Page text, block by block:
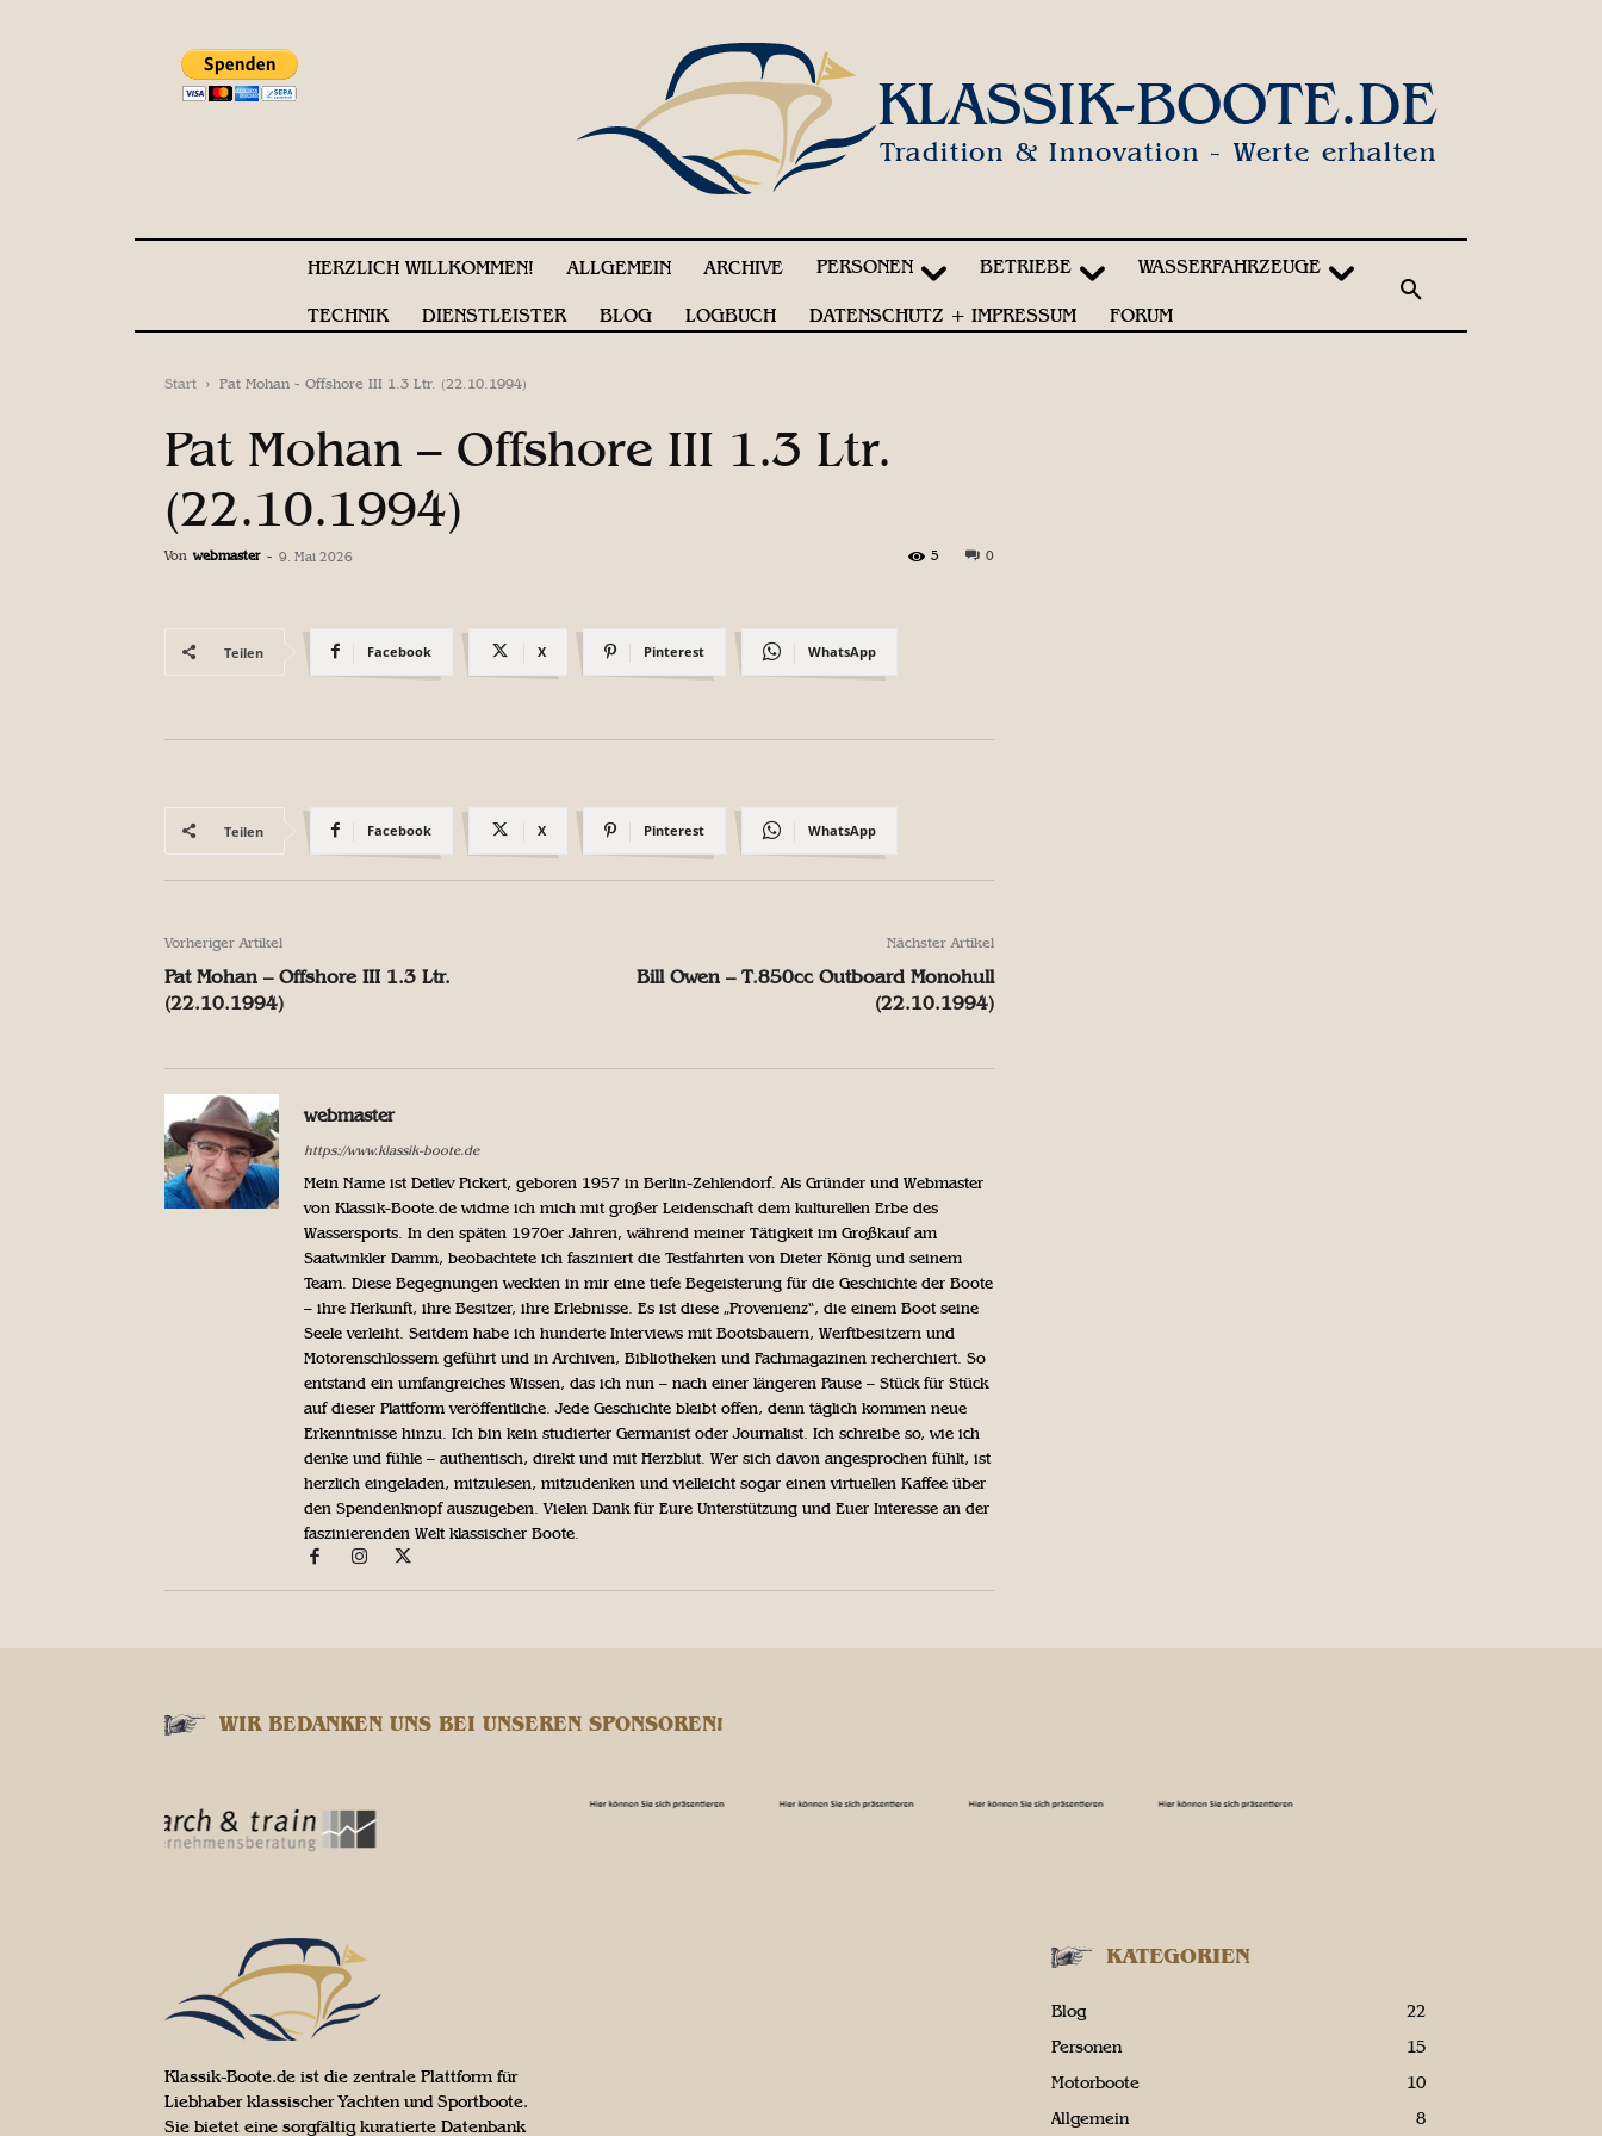
KLASSIK-BOOTE.DE
Tradition & Innovation - Werte erhalten
HERZLICH WILLKOMMEN! ALLGEMEIN ARCHIVE PERSONEN BETRIEBE WASSERFAHRZEUGE
TECHNIK DIENSTLEISTER BLOG LOGBUCH DATENSCHUTZ + IMPRESSUM FORUM
Start Pat Mohan - Offshore III 1.3 Ltr. (22.10.1994)
Pat Mohan – Offshore III 1.3 Ltr.
(22.10.1994)
Von webmaster - 9. Mai 2026 0
5
Teilen Facebook X Pinterest WhatsApp
Teilen Facebook X Pinterest WhatsApp
Vorheriger Artikel
Pat Mohan – Offshore III 1.3 Ltr.
(22.10.1994)
Nächster Artikel
Bill Owen – T.850cc Outboard Monohull
(22.10.1994)
webmaster
https://www.klassik-boote.de
Mein Name ist Detlev Pickert, geboren 1957 in Berlin-Zehlendorf. Als Gründer und Webmaster
von Klassik-Boote.de widme ich mich mit großer Leidenschaft dem kulturellen Erbe des
Wassersports. In den späten 1970er Jahren, während meiner Tätigkeit im Großkauf am
Saatwinkler Damm, beobachtete ich fasziniert die Testfahrten von Dieter König und seinem
Team. Diese Begegnungen weckten in mir eine tiefe Begeisterung für die Geschichte der Boote
– ihre Herkunft, ihre Besitzer, ihre Erlebnisse. Es ist diese „Provenienz“, die einem Boot seine
Seele verleiht. Seitdem habe ich hunderte Interviews mit Bootsbauern, Werftbesitzern und
Motorenschlossern geführt und in Archiven, Bibliotheken und Fachmagazinen recherchiert. So
entstand ein umfangreiches Wissen, das ich nun – nach einer längeren Pause – Stück für Stück
auf dieser Plattform veröffentliche. Jede Geschichte bleibt offen, denn täglich kommen neue
Erkenntnisse hinzu. Ich bin kein studierter Germanist oder Journalist. Ich schreibe so, wie ich
denke und fühle – authentisch, direkt und mit Herzblut. Wer sich davon angesprochen fühlt, ist
herzlich eingeladen, mitzulesen, mitzudenken und vielleicht sogar einen virtuellen Kaffee über
den Spendenknopf auszugeben. Vielen Dank für Eure Unterstützung und Euer Interesse an der
faszinierenden Welt klassischer Boote.
WIR BEDANKEN UNS BEI UNSEREN SPONSOREN!
Klassik-Boote.de ist die zentrale Plattform für
Liebhaber klassischer Yachten und Sportboote.
Sie bietet eine sorgfältig kuratierte Datenbank
KATEGORIEN
Blog
22
Personen
15
Motorboote
10
Allgemein
8